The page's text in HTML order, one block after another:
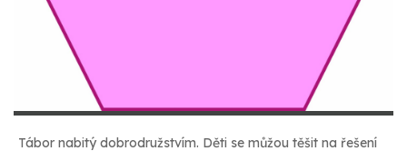
Tábor nabitý dobrodružstvím. Děti se můžou těšit na řešení